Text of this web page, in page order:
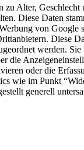
zu Alter, Geschlecht
Diese Daten
von Google
Diese
werden. Sie
die
oder die
wie im Punkt
generell